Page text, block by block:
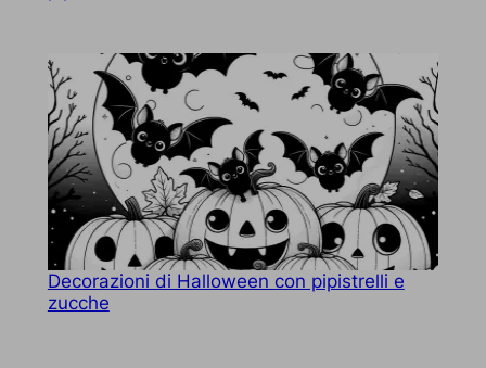
Decorazioni di Halloween con pipistrelli e
zucche